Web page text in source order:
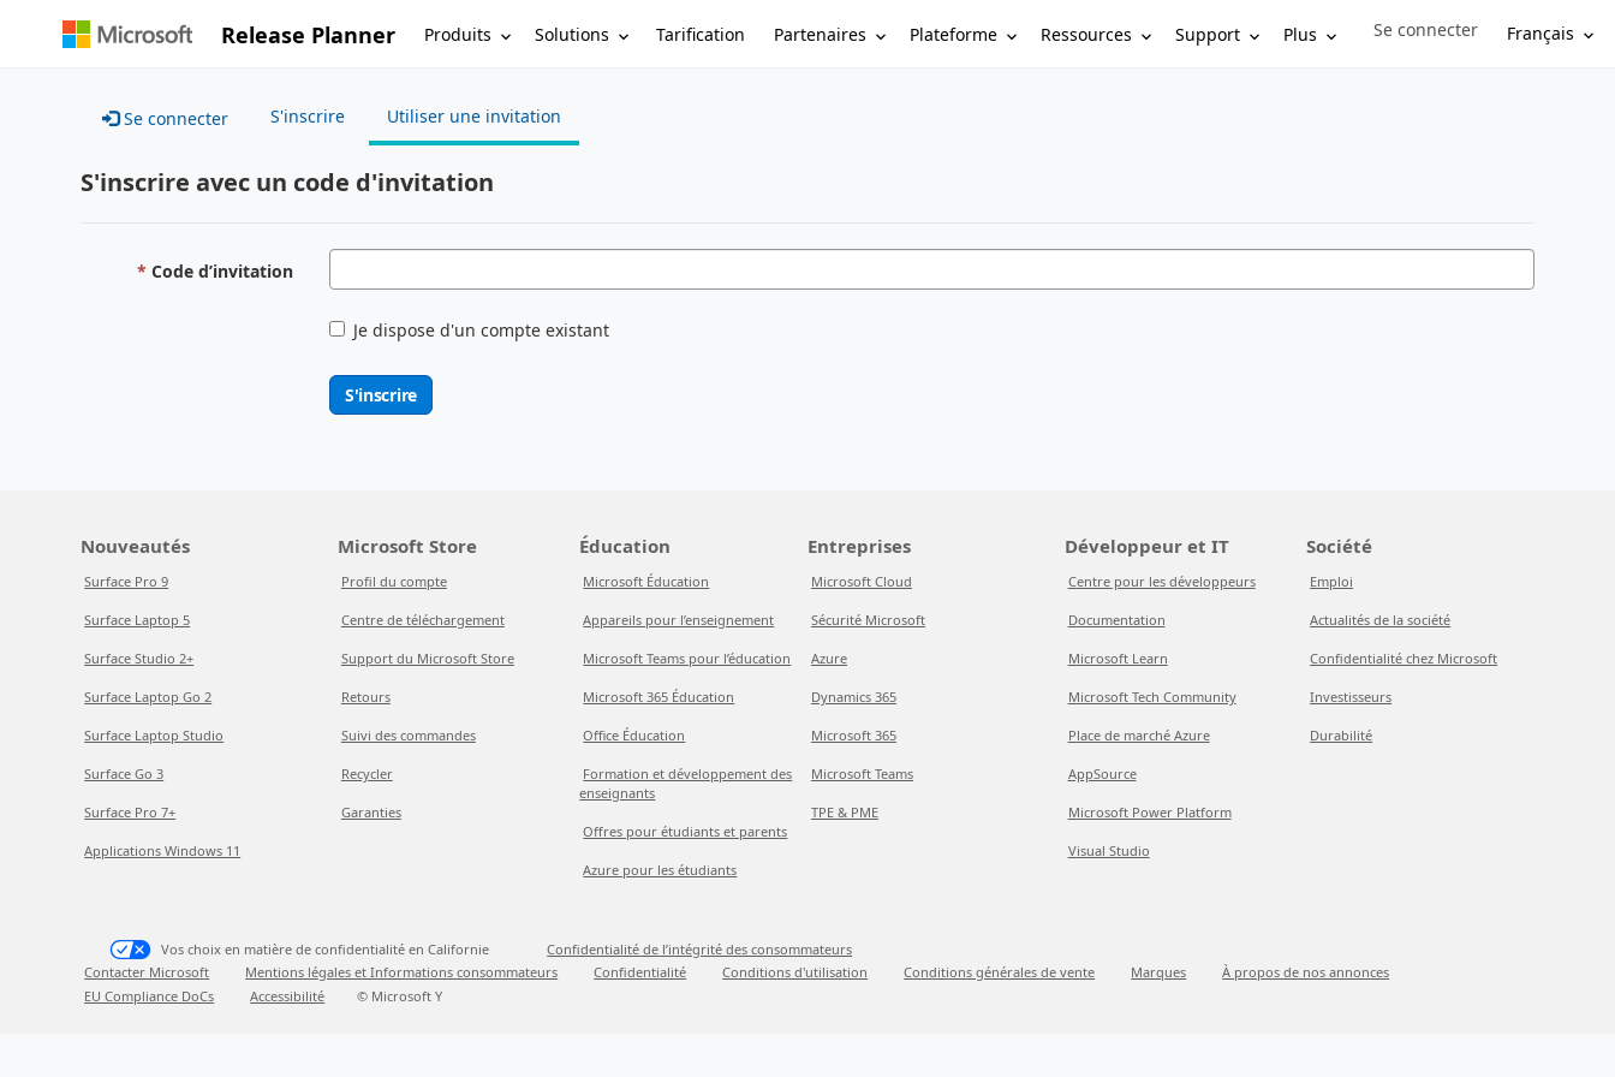
Release Planner Produits Solutions Tarification Partenaires Plateforme Ressources Support Plus Sign in to your account
Se connecter Français
Se connecter S'inscrire Utiliser une invitation
S'inscrire avec un code d'invitation
Code d’invitation
Je dispose d'un compte existant
S'inscrire
Nouveautés
Surface Pro 9
Surface Laptop 5
Surface Studio 2+
Surface Laptop Go 2
Surface Laptop Studio
Surface Go 3
Surface Pro 7+
Applications Windows 11
Microsoft Store
Profil du compte
Centre de téléchargement
Support du Microsoft Store
Retours
Suivi des commandes
Recycler
Garanties
Éducation
Microsoft Éducation
Appareils pour l’enseignement
Microsoft Teams pour l’éducation
Microsoft 365 Éducation
Office Éducation
Formation et développement des
enseignants
Offres pour étudiants et parents
Azure pour les étudiants
Entreprises
Microsoft Cloud
Sécurité Microsoft
Azure
Dynamics 365
Microsoft 365
Microsoft Teams
TPE & PME
Développeur et IT
Centre pour les développeurs
Documentation
Microsoft Learn
Microsoft Tech Community
Place de marché Azure
AppSource
Microsoft Power Platform
Visual Studio
Société
Emploi
Actualités de la société
Confidentialité chez Microsoft
Investisseurs
Durabilité
Vos choix en matière de confidentialité en Californie
Confidentialité de l’intégrité des consommateurs
Contacter Microsoft
Mentions légales et Informations consommateurs Confidentialité Conditions d'utilisation Conditions générales de vente Marques
À propos de nos annonces
EU Compliance DoCs
Accessibilité © Microsoft Y